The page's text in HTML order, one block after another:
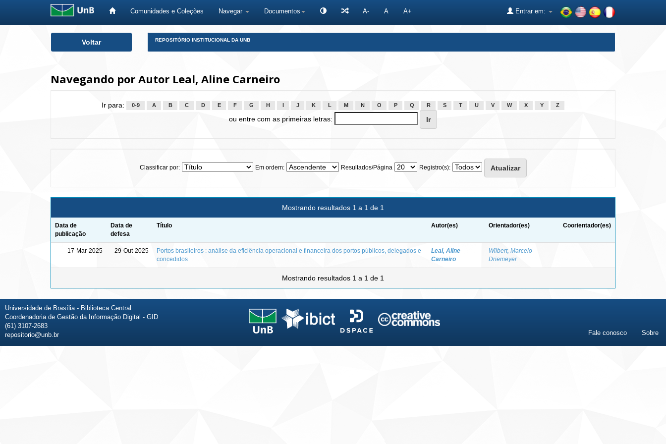
Comunidades e Coleções Navegar Documentos A- A A+ Entrar em:
Voltar REPOSITÓRIO INSTITUCIONAL DA UNB
Navegando por Autor Leal, Aline Carneiro
Ir para: 0-9 A B C D E F G H J K L M N O P Q R S T U V W X Y Z
ou entre com as primeiras letras:
Classificar por: Em ordem: Resultados/Página Registro(s):
Mostrando resultados 1 a 1 de 1
Data de
publicação
Data de
defesa
Título Autor(es) Orientador(es) Coorientador(es)
17-Mar-2025 29-Out-2025
Portos brasileiros : análise da eficiência operacional e financeira dos portos públicos, delegados e
concedidos
Leal, Aline
Carneiro
Wilbert, Marcelo
Driemeyer
-
Mostrando resultados 1 a 1 de 1
Universidade de Brasília - Biblioteca Central
Coordenadoria de Gestão da Informação Digital - GID
(61) 3107-2683
repositorio@unb.br
Fale conosco Sobre